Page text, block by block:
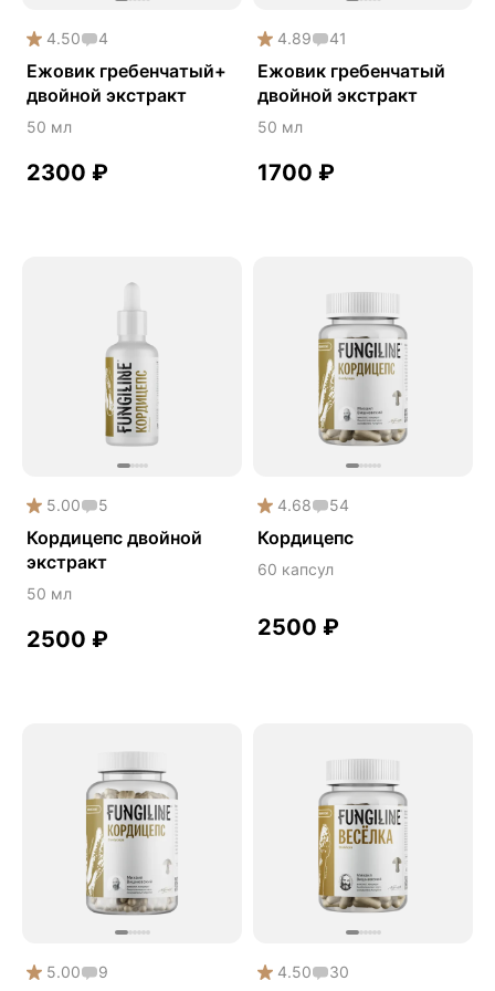
Здоровье почек
Йохимбе
Каштан конский
Китайский кордицепс
Кордицепс
Либидо
Лимонник китайский
Майтаке
Мужское здоровье
Наборы
Онкопротектор
Орех чёрный
Острое зрение
Природный антибиотик
Пробиотики Психобиом
Продуктивность
Противовирусное
Противовоспалительное
СДВГ
4.50 4
Ежовик гребенчатый+
двойной экстракт
50 мл
2300 ₽
4.89 41
Ежовик гребенчатый
двойной экстракт
50 мл
1700 ₽
5.00 5
Кордицепс двойной
экстракт
50 мл
2500 ₽
4.68 54
Кордицепс
60 капсул
2500 ₽
5.00 9 4.50 30